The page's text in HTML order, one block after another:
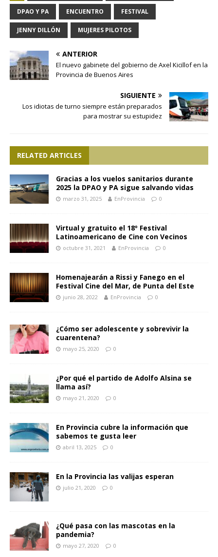
DPAO Y PA ENCUENTRO FESTIVAL
JENNY DILLÓN MUJERES PILOTOS
ANTERIOR
El nuevo gabinete del gobierno de Axel Kicillof en la
Provincia de Buenos Aires
SIGUIENTE
Los idiotas de turno siempre están preparados
para mostrar su estupidez
RELATED ARTICLES
Gracias a los vuelos sanitarios durante
2025 la DPAO y PA sigue salvando vidas
marzo 31, 2025 EnProvincia 0
Virtual y gratuito el 18º Festival
Latinoamericano de Cine con Vecinos
octubre 31, 2021 EnProvincia 0
Homenajearán a Rissi y Fanego en el
Festival Cine del Mar, de Punta del Este
junio 28, 2022 EnProvincia 0
¿Cómo ser adolescente y sobrevivir la
cuarentena?
mayo 25, 2020 0
¿Por qué el partido de Adolfo Alsina se
llama así?
mayo 21, 2020 0
En Provincia cubre la información que
sabemos te gusta leer
abril 13, 2025 0
En la Provincia las valijas esperan
julio 21, 2020 0
¿Qué pasa con las mascotas en la
pandemia?
mayo 27, 2020 0